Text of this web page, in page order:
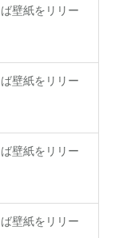
壁紙をリリー
壁紙をリリー
壁紙をリリー
壁紙をリリー